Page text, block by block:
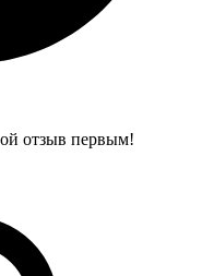
отзыв первым!